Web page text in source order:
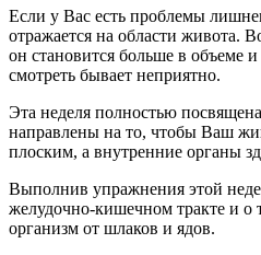
Если у Вас есть проблемы
отражается на области живота.
он становится больше в объеме
смотреть бывает неприятно.
Эта неделя полностью
направлены на то, чтобы Ваш
плоским, а внутренние органы
Выполнив упражнения этой
желудочно-кишечном тракте и о
организм от шлаков и ядов.